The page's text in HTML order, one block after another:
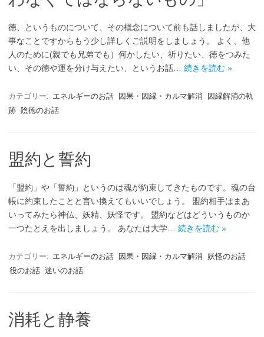
徳、というものについて、その概念について前も話しましたが、大
事なことですからもう少し詳しくご説明をしましょう。 よく、他
人のために(親でも兄弟でも）何かしたい、祈りたい、徳をつみた
い、その徳や運を分け与えたい、というお話… 続きを読む »
カテゴリー: エネルギーのお話 因果・因縁・カルマ解消
因縁解消の軌
跡 陰徳のお話
盟約と誓約
「盟約」や「誓約」というのは魂が約束してきたものです。魂の台
帳に約束したことと言い換えてもいいでしょう。 盟約相手はまあ
いってみたら神仏、妖精、妖怪です。 盟約などはどういうものか
一つたとえを出しましょう。 あなたは大学… 続きを読む »
カテゴリー: エネルギーのお話 因果・因縁・カルマ解消 妖怪のお話
役のお話 迷いのお話
消耗と静養